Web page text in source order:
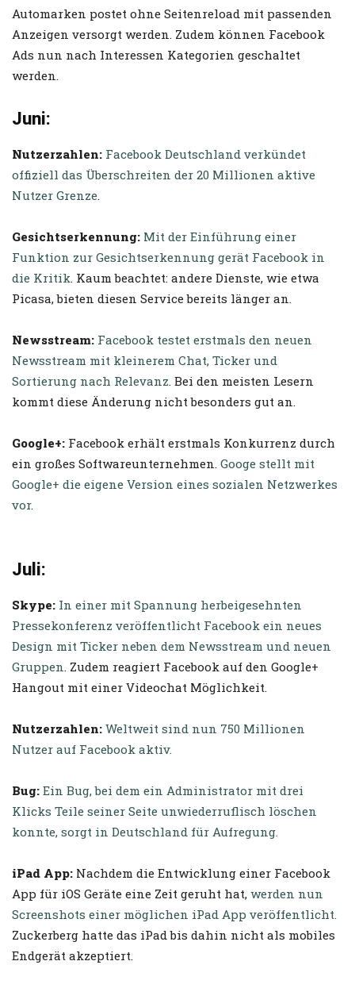
Automarken postet ohne Seitenreload mit passenden
Anzeigen versorgt werden. Zudem können Facebook
Ads nun nach Interessen Kategorien geschaltet
werden.
Juni:
Nutzerzahlen: Facebook Deutschland verkündet
offiziell das Überschreiten der 20 Millionen aktive
Nutzer Grenze.
Gesichtserkennung: Mit der Einführung einer
Funktion zur Gesichtserkennung gerät Facebook in
die Kritik. Kaum beachtet: andere Dienste, wie etwa
Picasa, bieten diesen Service bereits länger an.
Newsstream: Facebook testet erstmals den neuen
Newsstream mit kleinerem Chat, Ticker und
Sortierung nach Relevanz. Bei den meisten Lesern
kommt diese Änderung nicht besonders gut an.
Google+: Facebook erhält erstmals Konkurrenz durch
ein großes Softwareunternehmen. Googe stellt mit
Google+ die eigene Version eines sozialen Netzwerkes
vor.
Juli:
Skype: In einer mit Spannung herbeigesehnten
Pressekonferenz veröffentlicht Facebook ein neues
Design mit Ticker neben dem Newsstream und neuen
Gruppen. Zudem reagiert Facebook auf den Google+
Hangout mit einer Videochat Möglichkeit.
Nutzerzahlen: Weltweit sind nun 750 Millionen
Nutzer auf Facebook aktiv.
Bug: Ein Bug, bei dem ein Administrator mit drei
Klicks Teile seiner Seite unwiederruflisch löschen
konnte, sorgt in Deutschland für Aufregung.
iPad App: Nachdem die Entwicklung einer Facebook
App für iOS Geräte eine Zeit geruht hat, werden nun
Screenshots einer möglichen iPad App veröffentlicht.
Zuckerberg hatte das iPad bis dahin nicht als mobiles
Endgerät akzeptiert.